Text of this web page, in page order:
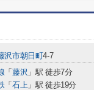
沢市朝日町4-7
「 藤沢 」駅 徒歩7分
「 石上」駅 徒歩19分